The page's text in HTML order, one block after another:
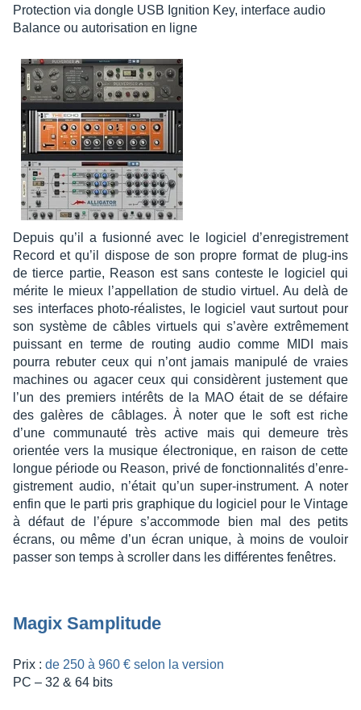
Protec­tion via dongle USB Igni­tion Key, inter­face audio
Balance ou auto­ri­sa­tion en ligne
Depuis qu’il a fusionné avec le logi­ciel d’en­re­gis­tre­ment
Record et qu’il dispose de son propre format de plug-ins
de tierce partie, Reason est sans conteste le logi­ciel qui
mérite le mieux l’ap­pel­la­tion de studio virtuel. Au delà de
ses inter­faces photo-réalistes, le logi­ciel vaut surtout pour
son système de câbles virtuels qui s’avère extrê­me­ment
puis­sant en terme de routing audio comme MIDI mais
pourra rebu­ter ceux qui n’ont jamais mani­pulé de vraies
machines ou agacer ceux qui consi­dèrent juste­ment que
l’un des premiers inté­rêts de la MAO était de se défaire
des galères de câblages. À noter que le soft est riche
d’une commu­nauté très active mais qui demeure très
orien­tée vers la musique élec­tro­nique, en raison de cette
longue période ou Reason, privé de fonc­tion­na­li­tés d’en­re­
gis­tre­ment audio, n’était qu’un super-instru­ment. A noter
enfin que le parti pris graphique du logi­ciel pour le Vintage
à défaut de l’épure s’ac­com­mode bien mal des petits
écrans, ou même d’un écran unique, à moins de vouloir
passer son temps à scrol­ler dans les diffé­rentes fenêtres.
Magix Sampli­tude
Prix : de 250 à 960 € selon la version
PC – 32 & 64 bits